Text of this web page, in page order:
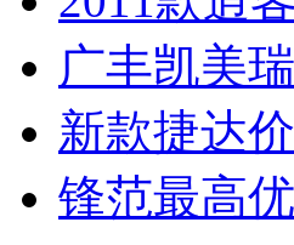
广丰凯美
新款捷达
锋范最高